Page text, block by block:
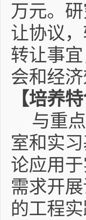
万元。
让协议
转让事
会和经
【培养
与重
室和实
论应用
需求开
的工程